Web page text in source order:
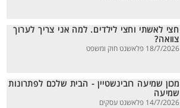
חצי לאשתי וחצי לילדים. למה אני צריך לערוך
צוואה?
18/7/2026 פלאשנט חוק ומשפט
מכון שמיעה רובינשטיין - הבית שלכם לפתרונות
שמיעה
14/7/2026 פלאשנט עסקים